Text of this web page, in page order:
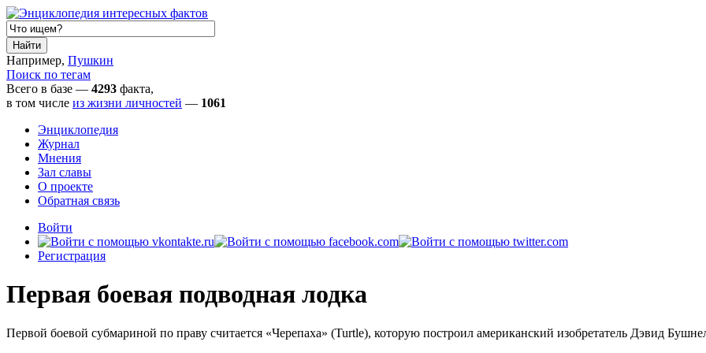
Например, Пушкин
Поиск по тегам
Всего в базе — 4293 факта,
в том числе из жизни личностей — 1061
Энциклопедия
Журнал
Мнения
Зал славы
О проекте
Обратная связь
Войти
Регистрация
Первая боевая подводная лодка
Первой боевой субмариной по праву считается «Черепаха» (Turtle), которую построил американский изобретатель Дэвид